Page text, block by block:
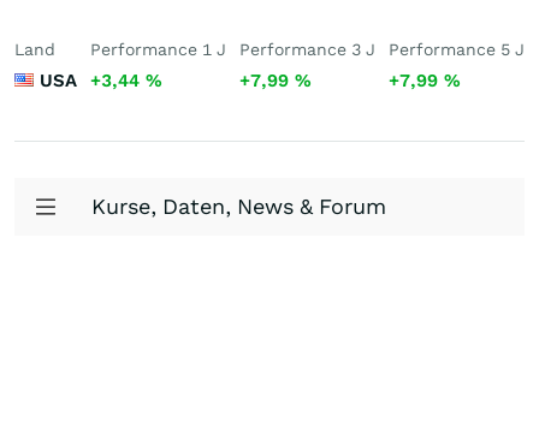
Land
USA
Performance 1 J
+3,44 %
Performance 3 J
+7,99 %
Performance 5 J
+7,99 %
Kurse, Daten, News & Forum